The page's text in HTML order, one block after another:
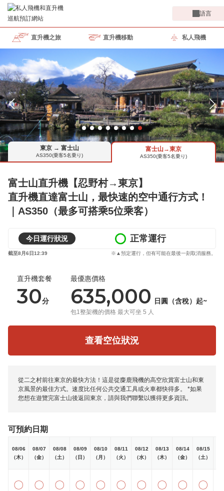
語言
直升機之旅 直升機移動 私人飛機
東京 → 富士山
AS350(乗客5名乗り)
富士山→東京
AS350(乗客5名乗り)
富士山直升機【忍野村→東京】
直升機直達富士山，最快速的空中通行方式！
｜AS350（最多可搭乘5位乘客）
今日運行狀況 正常運行
截至8月6日12:39 ※▲預定運行，但有可能在最後一刻取消服務。
從二之村前往東京的最快方法！這是從麋鹿飛機的高空欣賞富士山和東
京風景的最佳方式。速度比任何公共交通工具或火車都快得多。 *如果
您想在遊覽完富士山後返回東京，請與我們聯繫以獲得更多資訊。
可預約日期
08/06
（木）
08/07
（金）
08/08
（土）
08/09
（日）
08/10
（月）
08/11
（火）
08/12
（水）
08/13
（木）
08/14
（金）
08/15
（土）
〇 〇 〇 〇 〇 〇 〇 〇 〇 〇
直升機套餐
30分
最優惠價格
635,000 日圓（含稅）起~
包1整架機的價格 最大可坐 5 人
查看空位狀況